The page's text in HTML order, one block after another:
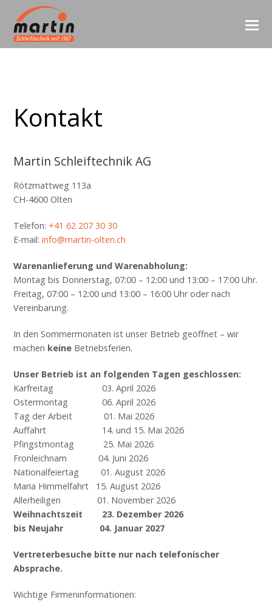
Kontakt
Martin Schleiftechnik AG
Rötzmattweg 113a
CH-4600 Olten
Telefon: +41 62 207 30 30
E-mail:info@martin-olten.ch
Warenanlieferung und Warenabholung:
Montag bis Donnerstag, 07:00 – 12:00 und 13:00 – 17:00 Uhr.
Freitag, 07:00 – 12:00 und 13:00 – 16:00 Uhr oder nach
Vereinbarung.
In den Sommermonaten ist unser Betrieb geöffnet – wir
machen keine Betriebsferien.
Unser Betrieb ist an folgenden Tagen geschlossen:
Karfreitag 03. April 2026
Ostermontag 06. April 2026
Tag der Arbeit 01. Mai 2026
Auffahrt 14. und 15. Mai 2026
Pfingstmontag 25. Mai 2026
Fronleichnam 04. Juni 2026
Nationalfeiertag 01. August 2026
Maria Himmelfahrt 15. August 2026
Allerheiligen 01. November 2026
Weihnachtszeit
23. Dezember 2026
bis Neujahr
04. Januar 2027
Vertreterbesuche bitte nur nach telefonischer
Absprache.
Wichtige Firmeninformationen: